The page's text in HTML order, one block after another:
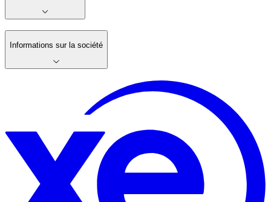
Informations sur la société